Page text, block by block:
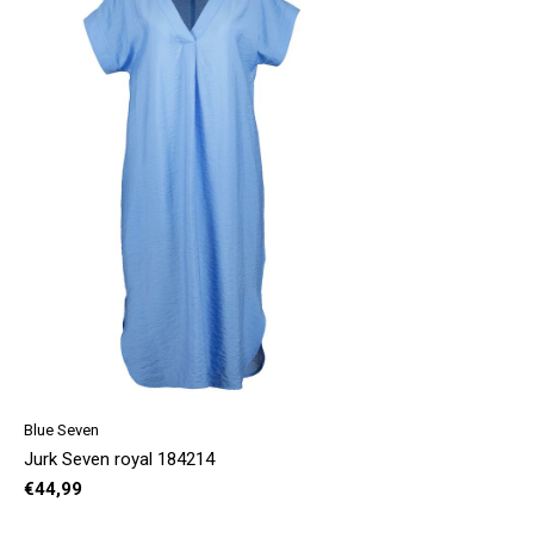
Blue Seven
Jurk Seven royal 184214
€44,99